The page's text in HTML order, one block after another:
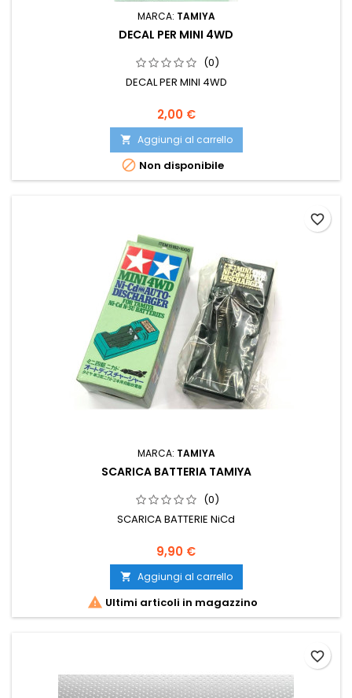
MARCA: TAMIYA
DECAL PER MINI 4WD
(0)
DECAL PER MINI 4WD
2,00 €
 Aggiungi al carrello
 Non disponibile
MARCA: TAMIYA
SCARICA BATTERIA TAMIYA
(0)
SCARICA BATTERIE NiCd
9,90 €
 Aggiungi al carrello
 Ultimi articoli in magazzino
favorite_border
favorite_border